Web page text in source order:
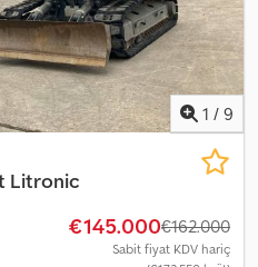
1 / 9
Litronic
€145.000€162.000
Sabit fiyat KDV hariç